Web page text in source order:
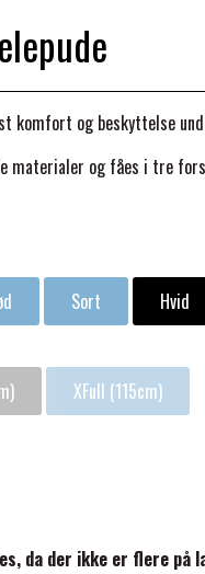
komfort og beskyttelse
materialer og fåes i tre
Sort Hvid
XFull (115cm)
da der ikke er flere på